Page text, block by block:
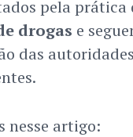
pela prática
drogas e
das autoridades
nesse artigo: